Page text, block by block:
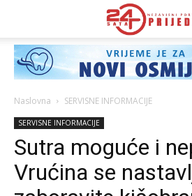
Naslovna SERVISNE INFORMACIJE
SERVISNE INFORMACIJE
Sutra moguće i
Vrućina se